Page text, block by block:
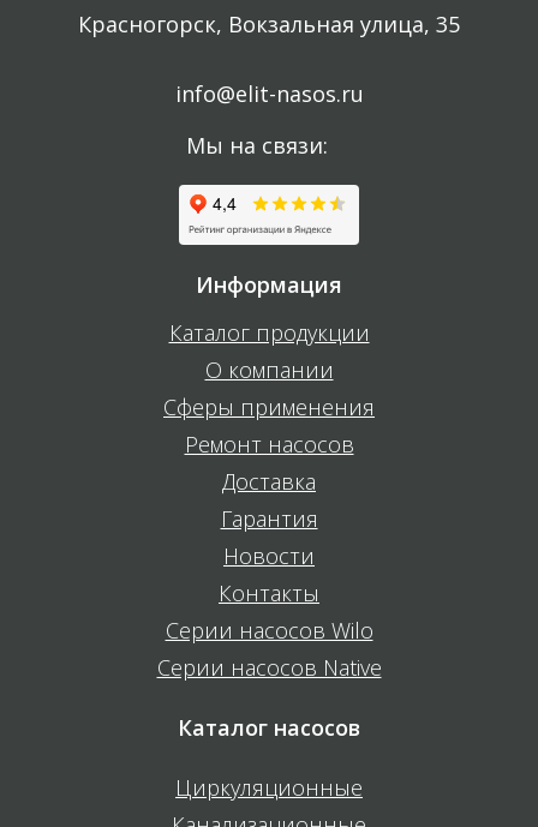
Красногорск, Вокзальная улица, 35
info@elit-nasos.ru
Мы на связи:
Информация
Каталог продукции
О компании
Сферы применения
Ремонт насосов
Доставка
Гарантия
Новости
Контакты
Серии насосов Wilo
Серии насосов Native
Каталог насосов
Циркуляционные